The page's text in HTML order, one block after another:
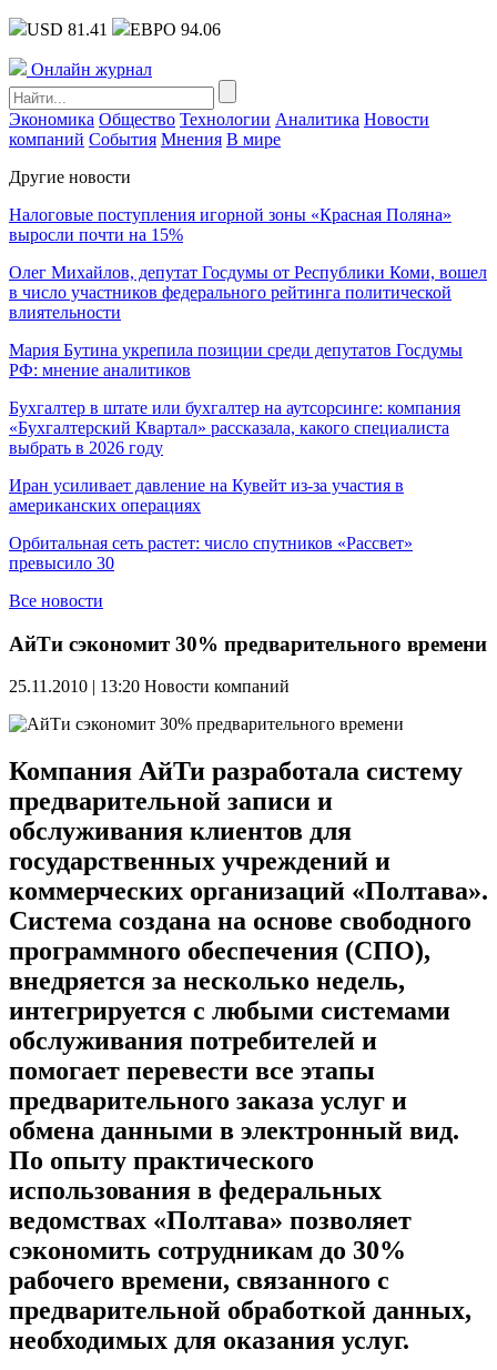
USD 81.41 ЕВРО 94.06
Онлайн журнал
Экономика Общество Технологии Аналитика Новости
компаний События Мнения В мире
Другие новости
Налоговые поступления игорной зоны «Красная Поляна»
выросли почти на 15%
Олег Михайлов, депутат Госдумы от Республики Коми, вошел
в число участников федерального рейтинга политической
влиятельности
Мария Бутина укрепила позиции среди депутатов Госдумы
РФ: мнение аналитиков
Бухгалтер в штате или бухгалтер на аутсорсинге: компания
«Бухгалтерский Квартал» рассказала, какого специалиста
выбрать в 2026 году
Иран усиливает давление на Кувейт из-за участия в
американских операциях
Орбитальная сеть растет: число спутников «Рассвет»
превысило 30
Все новости
АйТи сэкономит 30% предварительного времени
25.11.2010 | 13:20 Новости компаний
Компания АйТи разработала систему
предварительной записи и
обслуживания клиентов для
государственных учреждений и
коммерческих организаций «Полтава».
Система создана на основе свободного
программного обеспечения (СПО),
внедряется за несколько недель,
интегрируется с любыми системами
обслуживания потребителей и
помогает перевести все этапы
предварительного заказа услуг и
обмена данными в электронный вид.
По опыту практического
использования в федеральных
ведомствах «Полтава» позволяет
сэкономить сотрудникам до 30%
рабочего времени, связанного с
предварительной обработкой данных,
необходимых для оказания услуг.